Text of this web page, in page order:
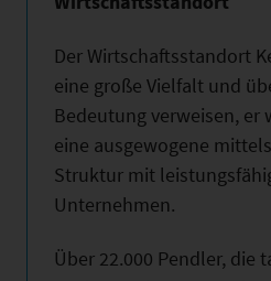
Der Wirtschaftsstandort
eine große Vielfalt und
Bedeutung verweisen, er
eine ausgewogene
Struktur mit
Unternehmen.
Über 22.000 Pendler, die